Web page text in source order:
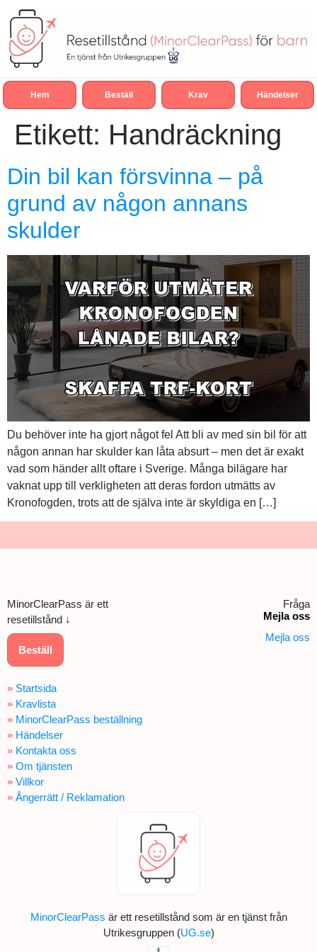
Hem Beställ Krav Händelser
Etikett: Handräckning
Din bil kan försvinna – på
grund av någon annans
skulder
Du behöver inte ha gjort något fel Att bli av med sin bil för att
någon annan har skulder kan låta absurt – men det är exakt
vad som händer allt oftare i Sverige. Många bilägare har
vaknat upp till verkligheten att deras fordon utmätts av
Kronofogden, trots att de själva inte är skyldiga en […]
MinorClearPass är ett
resetillstånd ↓
Beställ
Fråga
Mejla oss
Mejla oss
» Startsida
» Kravlista
» MinorClearPass beställning
» Händelser
» Kontakta oss
» Om tjänsten
» Villkor
» Ångerrätt / Reklamation
MinorClearPass är ett resetillstånd som är en tjänst från
Utrikesgruppen (UG.se)